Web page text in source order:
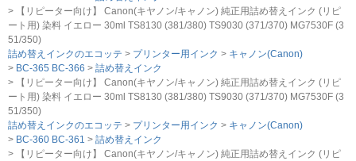
【リピーター向け】 Canon(キヤノン/キャノン) 純正用詰め替えインク (リピ
ート用) 染料 イエロー 30ml TS8130 (381/380) TS9030 (371/370) MG7530F (3
51/350)
詰め替えインクのエコッテ
プリンター用インク
キャノン(Canon)
BC-365 BC-366
詰め替えインク
【リピーター向け】 Canon(キヤノン/キャノン) 純正用詰め替えインク (リピ
ート用) 染料 イエロー 30ml TS8130 (381/380) TS9030 (371/370) MG7530F (3
51/350)
詰め替えインクのエコッテ
プリンター用インク
キャノン(Canon)
BC-360 BC-361
詰め替えインク
【リピーター向け】 Canon(キヤノン/キャノン) 純正用詰め替えインク (リピ